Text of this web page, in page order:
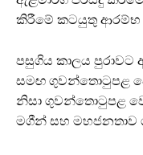
කිරීමේ කටයුතු ආරම්භ
පසුගිය කාලය පුරාවට
සමඟ ගුවන්තොටුපළ
නිසා ගුවන්තොටුපළ
මගීන් සහ මහජනතාව